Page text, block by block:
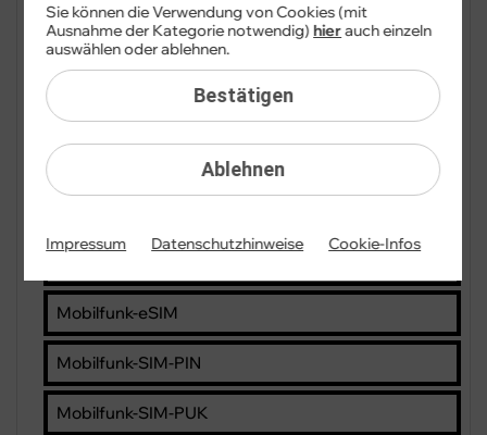
BILDplus
Drittanbieter
Mobilfunk-Netz
Mobilfunk-eSIM
Mobilfunk-SIM-PIN
Mobilfunk-SIM-PUK
Ablehnen
Sie können die Verwendung von Cookies (mit
Ausnahme der Kategorie notwendig)hierauch einzeln
auswählen oder ablehnen.
Bestätigen
Impressum Datenschutzhinweise Cookie-Infos